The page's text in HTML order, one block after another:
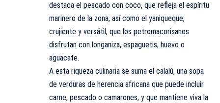
destaca el pescado con coco, que refleja el espíritu
marinero de la zona, así como el yaniqueque,
crujiente y versátil, que los petromacorisanos
disfrutan con longaniza, espaguetis, huevo o
aguacate.
A esta riqueza culinaria se suma el calalú, una sopa
de verduras de herencia africana que puede incluir
carne, pescado o camarones, y que mantiene viva la